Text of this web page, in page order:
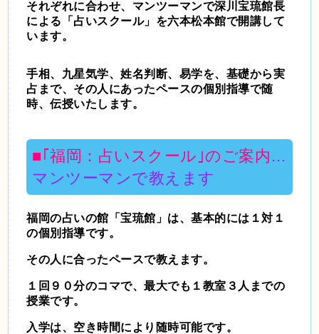
それぞれに合わせ、マンツーマンで深川宝琉館長
による「占いスクール」を六本松本館で開講して
います。
手相、九星気学、姓名判断、易学を、基礎から実
占まで、その人にあったペースの個別指導で随
時、伝授いたします。
■｢福岡：占いスクール｣のご案内 …
マンツーマンで教えます
福岡の占いの館「宝琉館」は、基本的には１対１
の個別指導です。
その人に合ったペースで教えます。
１回９０分のコマで、最大でも１教室３人までの
授業です。
入学は、空き時間により随時可能です。